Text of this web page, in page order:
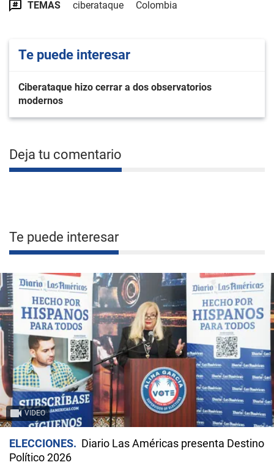
TEMAS ciberataque Colombia
Te puede interesar
Ciberataque hizo cerrar a dos observatorios
modernos
Deja tu comentario
Te puede interesar
VIDEO
ELECCIONES
Diario Las Américas presenta Destino
Político 2026